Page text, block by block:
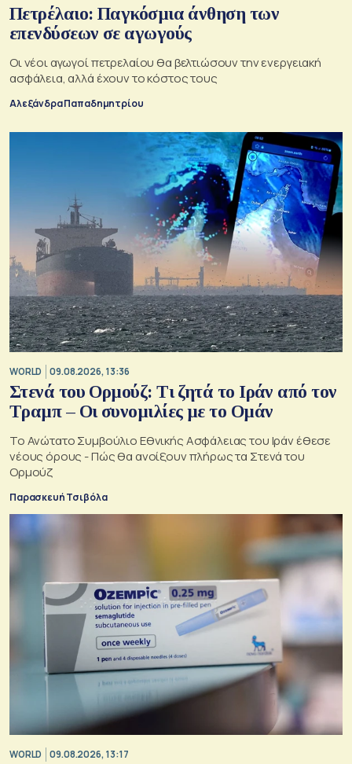
Πετρέλαιο: Παγκόσμια άνθηση των
επενδύσεων σε αγωγούς
Οι νέοι αγωγοί πετρελαίου θα βελτιώσουν την ενεργειακή
ασφάλεια, αλλά έχουν το κόστος τους
Αλεξάνδρα Παπαδημητρίου
WORLD 09.08.2026, 13:36
Στενά του Ορμούζ: Τι ζητά το Ιράν από τον
Τραμπ – Οι συνομιλίες με το Ομάν
Το Ανώτατο Συμβούλιο Εθνικής Ασφάλειας του Ιράν έθεσε
νέους όρους - Πώς θα ανοίξουν πλήρως τα Στενά του
Ορμούζ
Παρασκευή Τσιβόλα
WORLD 09.08.2026, 13:17